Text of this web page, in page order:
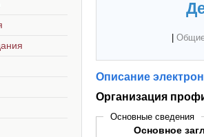
Описание
Организация
Основные сведения
Основное